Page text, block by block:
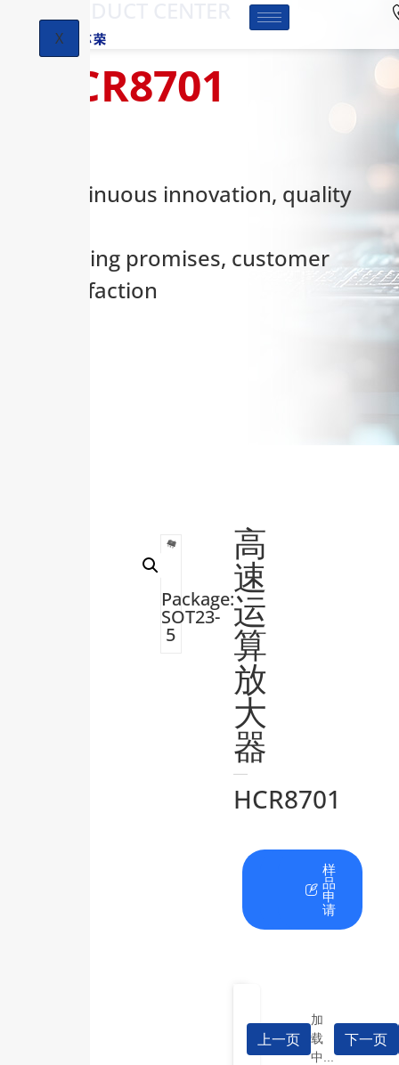
X
HCR8701
Continuous innovation, quality
keeping promises, customer
satisfaction
Package:
SOT23-
5
高
速
运
算
放
大
器
HCR8701
料
下
样
品
申
请
上一页
加
载
中...
下一页